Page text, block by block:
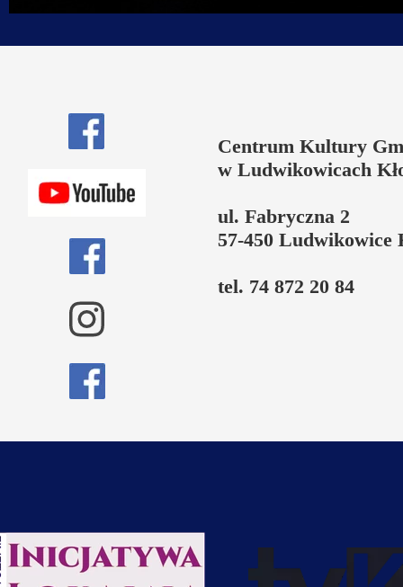
Centrum Kultury
w Ludwikowicach
ul. Fabryczna 2
57-450 Ludwikowice
tel. 74 872 20 84